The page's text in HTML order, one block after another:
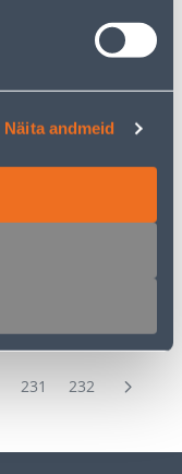
Näita andmeid
231 232